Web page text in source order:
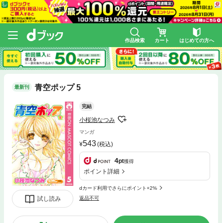
作品検索 カート はじめての方へ
最新刊 青空ポップ 5
試し読み
完結
小桜池なつみ
マンガ
543(税込)
4pt獲得
ポイント詳細
dカード利用でさらにポイント+2%
返品不可